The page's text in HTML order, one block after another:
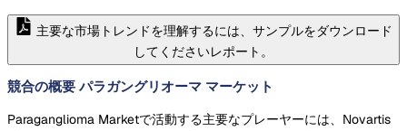
主要な市場トレンドを理解するには、サンプルをダウンロード
してくださいレポート。
競合の概要 パラガングリオーマ マーケット
Paraganglioma Marketで活動する主要なプレーヤーには、Novartis